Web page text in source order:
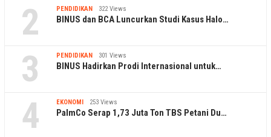
2 PENDIDIKAN 322 Views
BINUS dan BCA Luncurkan Studi Kasus Halo…
3 PENDIDIKAN 301 Views
BINUS Hadirkan Prodi Internasional untuk…
4 EKONOMI 253 Views
PalmCo Serap 1,73 Juta Ton TBS Petani Du…